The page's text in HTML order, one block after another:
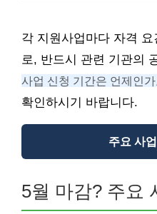
각 지원사업마다 자격
로, 반드시 관련 기관의
사업 신청 기간은 언제인
확인하시기 바랍니다.
주요 사
5월 마감? 주요